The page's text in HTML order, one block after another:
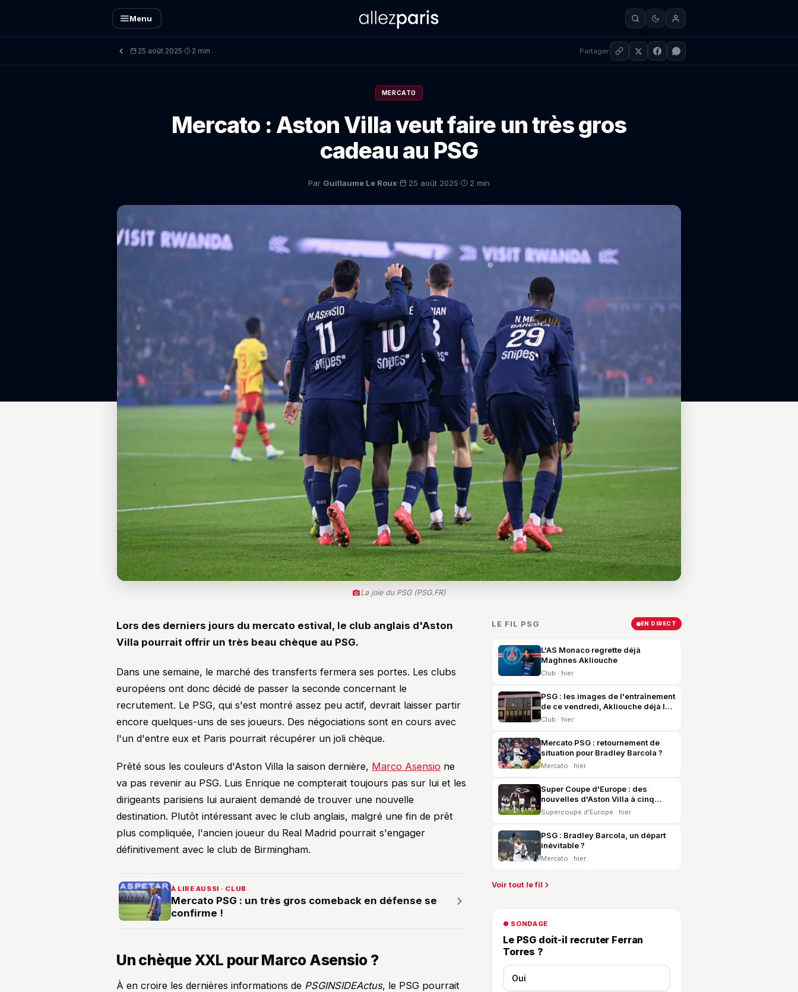
Menu
25 août 2025· 2 min Partager
MERCATO
Mercato : Aston Villa veut faire un très gros
cadeau au PSG
Par Guillaume Le Roux· 25 août 2025· 2 min
La joie du PSG (PSG.FR)
Lors des derniers jours du mercato estival, le club anglais d'Aston
Villa pourrait offrir un très beau chèque au PSG.
Dans une semaine, le marché des transferts fermera ses portes. Les clubs
européens ont donc décidé de passer la seconde concernant le
recrutement. Le PSG, qui s'est montré assez peu actif, devrait laisser partir
encore quelques-uns de ses joueurs. Des négociations sont en cours avec
l'un d'entre eux et Paris pourrait récupérer un joli chèque.
Prêté sous les couleurs d'Aston Villa la saison dernière, Marco Asensio ne
va pas revenir au PSG. Luis Enrique ne compterait toujours pas sur lui et les
dirigeants parisiens lui auraient demandé de trouver une nouvelle
destination. Plutôt intéressant avec le club anglais, malgré une fin de prêt
plus compliquée, l'ancien joueur du Real Madrid pourrait s'engager
définitivement avec le club de Birmingham.
À LIRE AUSSI · CLUB
Mercato PSG : un très gros comeback en défense se
confirme !
Un chèque XXL pour Marco Asensio ?
À en croire les dernières informations de PSGINSIDEActus, le PSG pourrait
LE FIL PSG EN DIRECT
L'AS Monaco regrette déjà
Maghnes Akliouche
Club · hier
PSG : les images de l'entraînement
de ce vendredi, Akliouche déjà là
et United en vue
Club · hier
Mercato PSG : retournement de
situation pour Bradley Barcola ?
Mercato · hier
Super Coupe d'Europe : des
nouvelles d'Aston Villa à cinq
jours du PSG
Supercoupe d'Europe · hier
PSG : Bradley Barcola, un départ
inévitable ?
Mercato · hier
Voir tout le fil
● SONDAGE
Le PSG doit-il recruter Ferran
Torres ?
Oui